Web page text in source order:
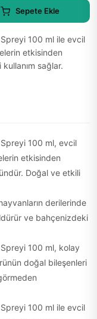
Sepete Ekle
100 ml ile evcil
etkisinden
sağlar.
100 ml, evcil
etkisinden
Doğal ve etkili
derilerinde
ve bahçenizdeki
100 ml, kolay
doğal bileşenleri
100 ml ile evcil